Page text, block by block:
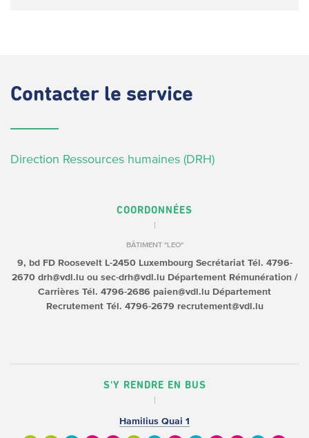
Contacter le service
Direction Ressources humaines (DRH)
COORDONNÉES
BÂTIMENT "LEO"
9, bd FD RooseveltL-2450 Luxembourg SecrétariatTél. 4796-
2670drh@vdl.lu ou sec-drh@vdl.lu Département Rémunération /
Carrières Tél. 4796-2686 paien@vdl.lu Département
RecrutementTél. 4796-2679 recrutement@vdl.lu
S'Y RENDRE EN BUS
Hamilius Quai 1